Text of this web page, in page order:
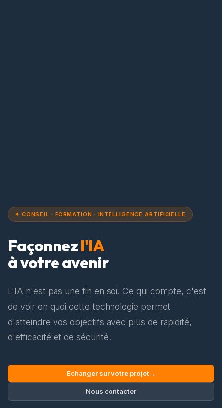
✦ CONSEIL · FORMATION · INTELLIGENCE ARTIFICIELLE
Façonnezl'IA
à votre avenir
L'IA n'est pas une fin en soi. Ce qui compte, c'est
de voir en quoi cette technologie permet
d'atteindre vos objectifs avec plus de rapidité,
d'efficacité et de sécurité.
Échanger sur votre projet→
Nous contacter